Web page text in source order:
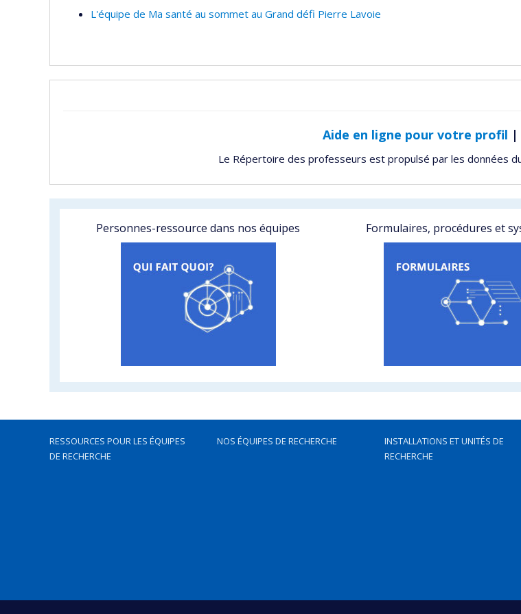
L'équipe de Ma santé au sommet au Grand défi Pierre Lavoie
Aide en ligne pour votre profil |
Le Répertoire des professeurs est propulsé par les données
Personnes-ressource dans nos équipes Formulaires, procédures et
RESSOURCES POUR LES ÉQUIPES
DE RECHERCHE
NOS ÉQUIPES DE RECHERCHE
INSTALLATIONS ET UNITÉS DE
RECHERCHE